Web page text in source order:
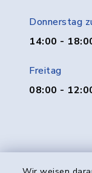
Donnerstag
14:00 -
Freitag
08:00 -